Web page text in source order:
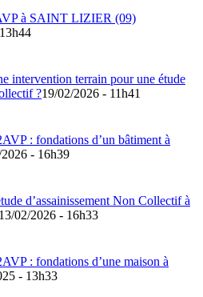
à SAINT LIZIER (09)
intervention terrain pour une étude
?19/02/2026 - 11h41
: fondations d’un bâtiment à
- 16h39
d’assainissement Non Collectif à
02/2026 - 16h33
: fondations d’une maison à
- 13h33